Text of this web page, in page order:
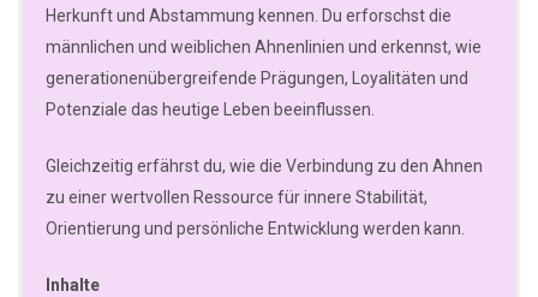
Herkunft und Abstammung kennen. Du erforschst die
männlichen und weiblichen Ahnenlinien und erkennst, wie
generationenübergreifende Prägungen, Loyalitäten und
Potenziale das heutige Leben beeinflussen.
Gleichzeitig erfährst du, wie die Verbindung zu den Ahnen
zu einer wertvollen Ressource für innere Stabilität,
Orientierung und persönliche Entwicklung werden kann.
Inhalte